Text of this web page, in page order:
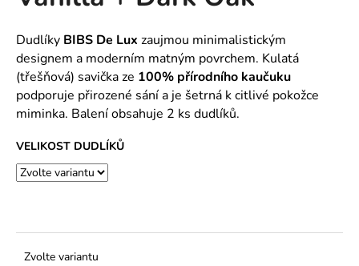
Dudlíky BIBS De Lux zaujmou minimalistickým
designem a moderním matným povrchem. Kulatá
(třešňová) savička ze 100% přírodního kaučuku
podporuje přirozené sání a je šetrná k citlivé pokožce
miminka. Balení obsahuje 2 ks dudlíků.
VELIKOST DUDLÍKŮ
Zvolte variantu
o
r
u
č
u
j
e
m
e